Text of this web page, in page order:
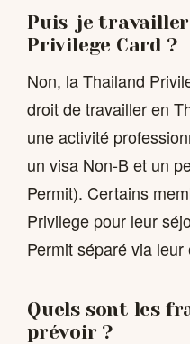
Puis-je
Privilege Card ?
Non, la Thailand
droit de travailler en
une activité
un visa Non-B et un
Permit). Certains
Privilege pour leur
Permit séparé via leur
Quels sont les
prévoir ?